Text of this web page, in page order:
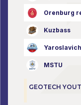
Orenburg
Kuzbass
Yaroslavich
MSTU
GEOTECH